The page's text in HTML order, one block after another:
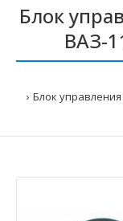
Блок
ВАЗ-
Блок